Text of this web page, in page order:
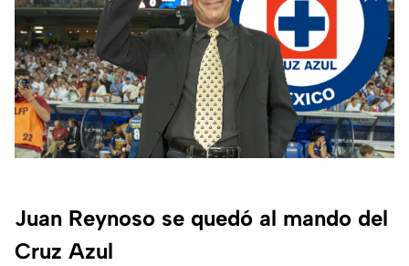
Juan Reynoso se quedó al mando del
Cruz Azul